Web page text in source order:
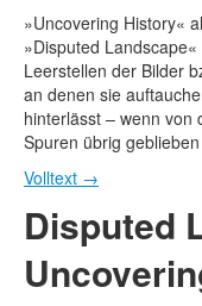
»Uncovering History«
»Disputed
Leerstellen der Bilder
an denen sie
hinterlässt – wenn von
Spuren übrig
Volltext →
Disputed